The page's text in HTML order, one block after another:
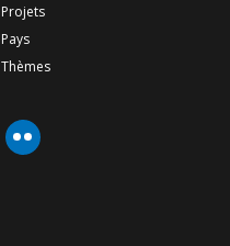
Projets
Pays
Thèmes